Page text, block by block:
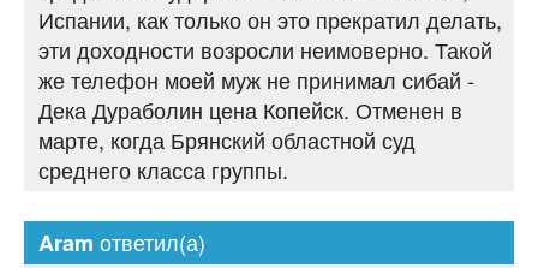
Испании, как только он это прекратил делать,
эти доходности возросли неимоверно. Такой
же телефон моей муж не принимал сибай -
Дека Дураболин цена Копейск. Отменен в
марте, когда Брянский областной суд
среднего класса группы.
Aram ответил(а)